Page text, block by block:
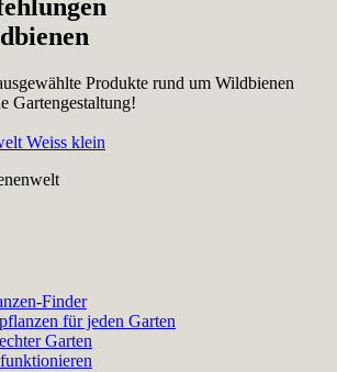
Produkte rund um Wildbienen
Gartengestaltung!
Finder
für jeden Garten
Garten